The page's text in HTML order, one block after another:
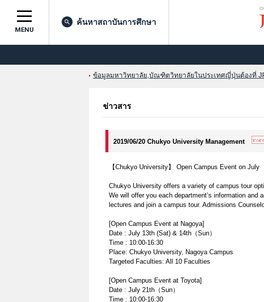
MENU
ค้นหาสถาบันการศึกษา
ข้อมูลมหาวิทยาลัย,บัณฑิตวิทยาลัยในประเทศญี่ปุ่นต้องที่
ข่าวสาร
2019/06/20 Chukyo University Management
【Chukyo University】 Open Campus Event on July
Chukyo University offers a variety of campus tour
We will offer you each department’s information and
lectures and join a campus tour. Admissions
[Open Campus Event at Nagoya]
Date : July 13th (Sat) & 14th（Sun）
Time : 10:00-16:30
Place: Chukyo University, Nagoya Campus
Targeted Faculties: All 10 Faculties
[Open Campus Event at Toyota]
Date : July 21th（Sun）
Time : 10:00-16:30